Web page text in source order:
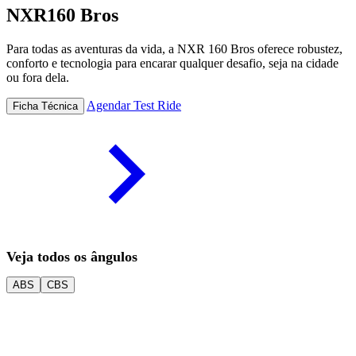
NXR160 Bros
Para todas as aventuras da vida, a NXR 160 Bros oferece robustez,
conforto e tecnologia para encarar qualquer desafio, seja na cidade
ou fora dela.
Ficha Técnica Agendar Test Ride
Veja todos os ângulos
ABS CBS